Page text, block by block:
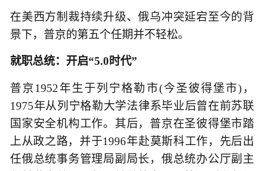
在美西方制裁持续升级、俄乌冲突延宕至今的背
景下，普京的第五个任期并不轻松。
就职总统：开启“5.0时代”
普京1952年生于列宁格勒市(今圣彼得堡市)，
1975年从列宁格勒大学法律系毕业后曾在前苏联
国家安全机构工作。其后，普京在圣彼得堡市踏
上从政之路，并于1996年赴莫斯科工作，先后出
任俄总统事务管理局副局长，俄总统办公厅副主